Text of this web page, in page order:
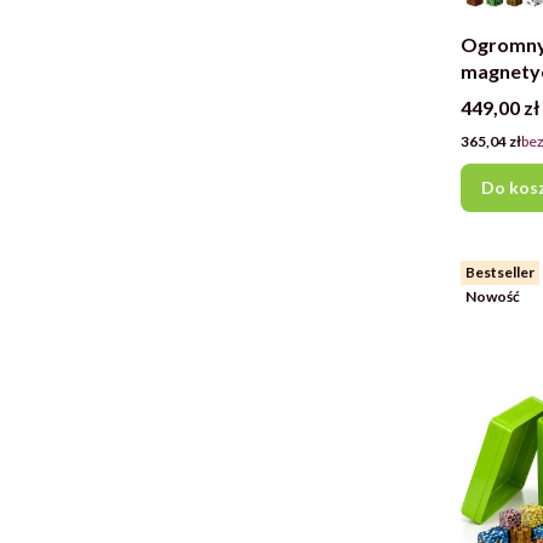
Cena
449,00 zł
Cena
365,04 zł
Do
Bestseller
Nowość